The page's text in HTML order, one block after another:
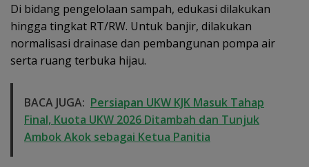
Di bidang pengelolaan sampah, edukasi dilakukan
hingga tingkat RT/RW. Untuk banjir, dilakukan
normalisasi drainase dan pembangunan pompa air
serta ruang terbuka hijau.
BACA JUGA: Persiapan UKW KJK Masuk Tahap
Final, Kuota UKW 2026 Ditambah dan Tunjuk
Ambok Akok sebagai Ketua Panitia